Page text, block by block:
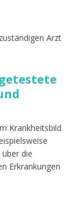
Arzt
Krankheitsbild
die
Erkrankungen